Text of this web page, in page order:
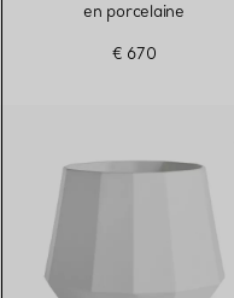
en porcelaine
€ 670